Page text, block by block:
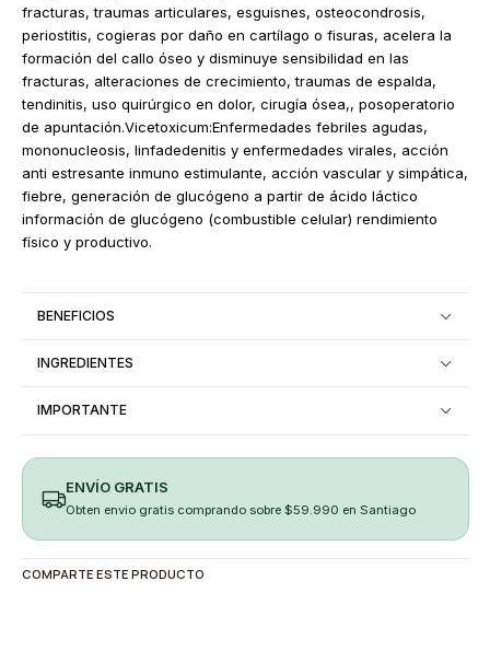
fracturas, traumas articulares, esguisnes, osteocondrosis,
periostitis, cogieras por daño en cartílago o fisuras, acelera la
formación del callo óseo y disminuye sensibilidad en las
fracturas, alteraciones de crecimiento, traumas de espalda,
tendinitis, uso quirúrgico en dolor, cirugía ósea,, posoperatorio
de apuntación.Vicetoxicum:Enfermedades febriles agudas,
mononucleosis, linfadedenitis y enfermedades virales, acción
anti estresante inmuno estimulante, acción vascular y simpática,
fiebre, generación de glucógeno a partir de ácido láctico
información de glucógeno (combustible celular) rendimiento
físico y productivo.
BENEFICIOS
INGREDIENTES
IMPORTANTE
ENVÍO GRATIS
Obten envio gratis comprando sobre $59.990 en Santiago
COMPARTE ESTE PRODUCTO